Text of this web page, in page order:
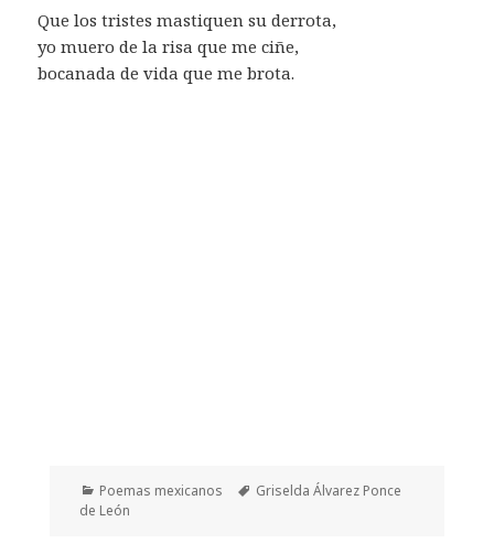
Que los tristes mastiquen su derrota,
yo muero de la risa que me ciñe,
bocanada de vida que me brota.
Categorías
Poemas mexicanos Etiquetas
Griselda Álvarez Ponce
de León